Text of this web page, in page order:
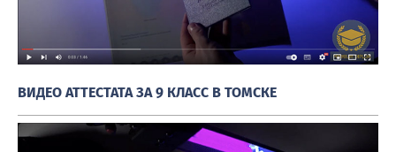
ВИДЕО АТТЕСТАТА ЗА 9 КЛАСС В ТОМСКЕ